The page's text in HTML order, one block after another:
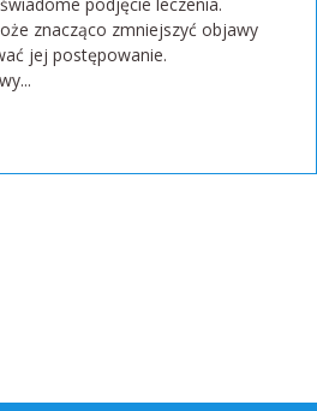
znacząco zmniejszyć objawy
jej postępowanie.